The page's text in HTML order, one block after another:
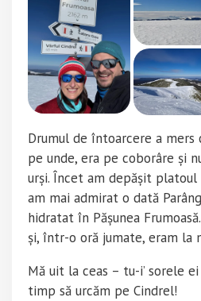
Drumul de întoarcere a mers
pe unde, era pe coborâre și
urși. Încet am depășit platoul
am mai admirat o dată
hidratat în Pășunea
și, într-o oră jumate, eram la
Mă uit la ceas – tu-i’ sorele ei
timp să urcăm pe Cindrel!